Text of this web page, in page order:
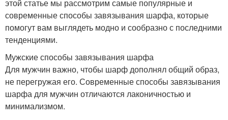
этой статье мы рассмотрим самые популярные и
современные способы завязывания шарфа, которые
помогут вам выглядеть модно и сообразно с последними
тенденциями.
Мужские способы завязывания шарфа
Для мужчин важно, чтобы шарф дополнял общий образ,
не перегружая его. Современные способы завязывания
шарфа для мужчин отличаются лаконичностью и
минимализмом.